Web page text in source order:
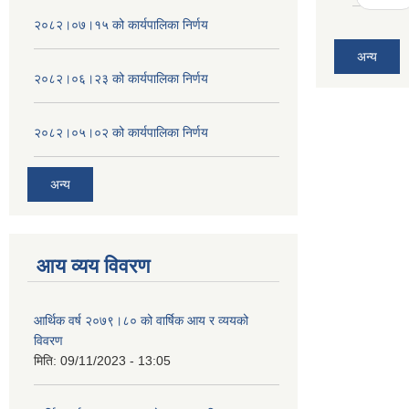
२०८२।०७।१५ को कार्यपालिका निर्णय
२०८२।०६।२३ को कार्यपालिका निर्णय
२०८२।०५।०२ को कार्यपालिका निर्णय
अन्य
आय व्यय विवरण
आर्थिक वर्ष २०७९।८० को वार्षिक आय र व्ययको
विवरण
मिति: 09/11/2023 - 13:05
अन्य